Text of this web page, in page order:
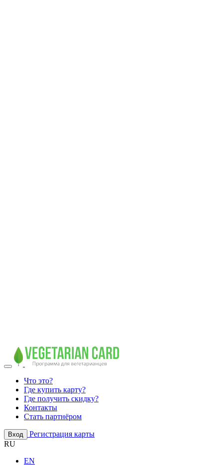
Что это?
Где купить карту?
Где получить скидку?
Контакты
Стать партнёром
Вход
Регистрация карты
RU
EN